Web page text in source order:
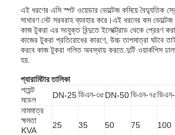
এই ধরণের এসি স্পট ওয়েডার ভোল্টেজ কমিয়ে বৈদ্যুতিক
সাধারণ নেট সরবরাহ ব্যবহার করে।এই ধরনের কম
কাজ টুকরা এর সংযুক্ত বিন্দুতে ইলেক্ট্রোড থেকে প্রেরণ
কাজের টুকরা প্রতিরোধের কারণে, উচ্চ তাপমাত্রা ঘটবে
করবে কাজ টুকরা গলিত অবস্থায় করতে.দুটি ওয়ার্কপিস
হয়.
প্যারামিটার তালিকা
পয়েন্ট
মডেল
DN-25 ডিএন-৩৫DN-50 ডিএন-৭৫
নামমাত্র
ক্ষমতা
KVA
25 35 50 75 100